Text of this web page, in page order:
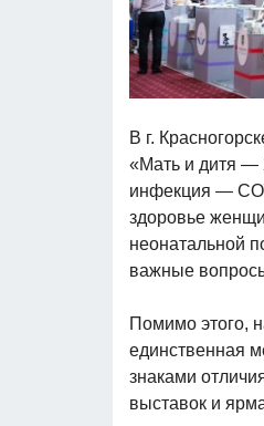
В г.
«Мать и дитя —
инфекция —
здоровье
неонатальной
важные
Помимо этого,
единственная
знаками
выставок и